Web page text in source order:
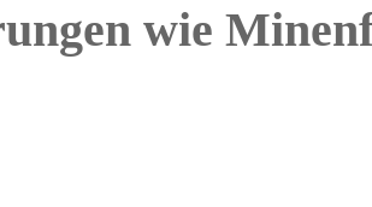
wie